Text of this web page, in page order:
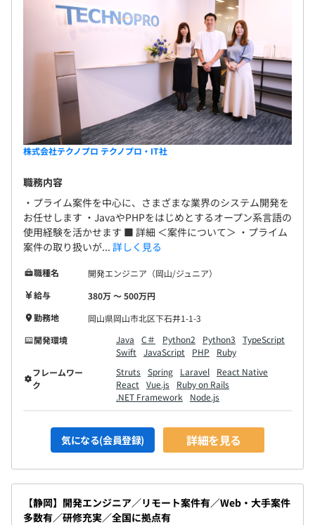
株式会社テクノプロ テクノプロ・IT社
職務内容
・プライム案件を中心に、さまざまな業界のシステム開発を
お任せします ・JavaやPHPをはじめとするオープン系言語の
使用経験を活かせます ■ 詳細 ＜案件について＞ ・プライム
案件の取り扱いが... 詳しく見る
職種名
開発エンジニア（岡山/ジュニア）
給与
380万 〜 500万円
勤務地
岡山県岡山市北区下石井1-1-3
開発環境
Java C＃ Python2 Python3
TypeScript
Swift
JavaScript PHP
Ruby
フレームワー
ク
Struts Spring Laravel
React Native
React
Vue.js
Ruby on Rails
.NET Framework
Node.js
気になる(会員登録) 詳細を見る
【静岡】開発エンジニア／リモート案件有／Web・大手案件
多数有／研修充実／全国に拠点有